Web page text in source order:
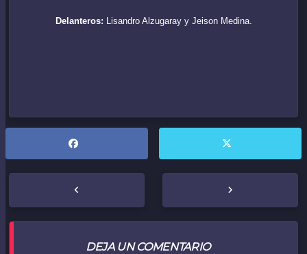
Delanteros: Lisandro Alzugaray y Jeison Medina.
DEJA UN COMENTARIO